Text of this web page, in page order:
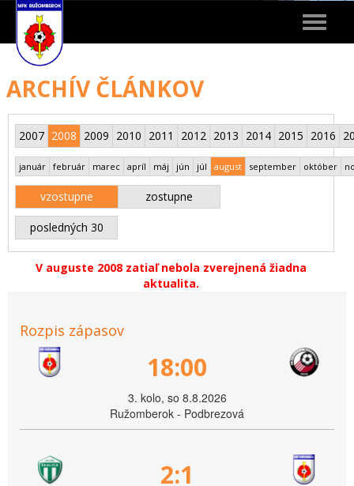
Toggle
ARCHÍV ČLÁNKOV
2007 2008 2009 2010 2011 2012 2013 2014 2015 2016
január február marec apríl máj jún júl august september október
vzostupne zostupne
posledných 30
V auguste 2008 zatiaľ nebola zverejnená žiadna
aktualita.
Rozpis zápasov
18:00
3. kolo, so 8.8.2026
Ružomberok - Podbrezová
2:1